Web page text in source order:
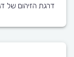
דרגת הזיהום של דגם זה